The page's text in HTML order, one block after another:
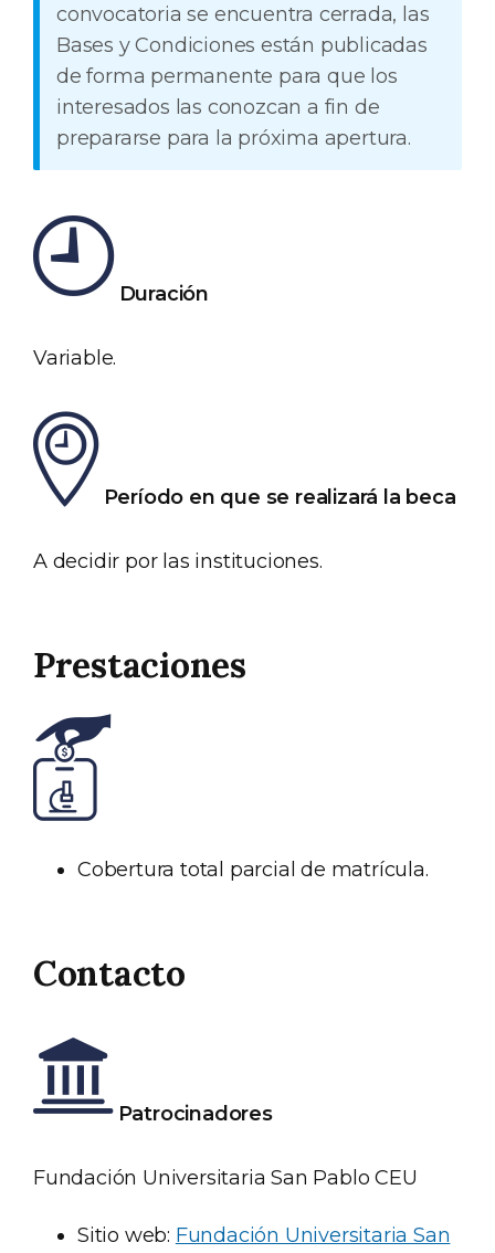
convocatoria se encuentra cerrada, las
Bases y Condiciones están publicadas
de forma permanente para que los
interesados las conozcan a fin de
prepararse para la próxima apertura.
Duración
Variable.
Período en que se realizará la beca
A decidir por las instituciones.
Prestaciones
Cobertura total parcial de matrícula.
Contacto
Patrocinadores
Fundación Universitaria San Pablo CEU
Sitio web: Fundación Universitaria San